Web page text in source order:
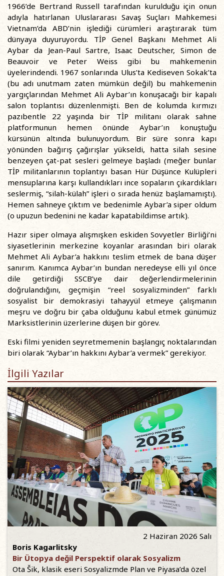
1966’de Bertrand Russell tarafından kurulduğu için onun
adıyla hatırlanan Uluslararası Savaş Suçları Mahkemesi
Vietnam’da ABD’nin işlediği cürümleri araştırarak tüm
dünyaya duyuruyordu. TİP Genel Başkanı Mehmet Ali
Aybar da Jean-Paul Sartre, Isaac Deutscher, Simon de
Beauvoir ve Peter Weiss gibi bu mahkemenin
üyelerindendi. 1967 sonlarında Ulus’ta Kediseven Sokak’ta
(bu adı unutmam zaten mümkün değil) bu mahkemenin
yargıçlarından Mehmet Ali Aybar’ın konuşacağı bir kapalı
salon toplantısı düzenlenmişti. Ben de kolumda kırmızı
pazıbentle 22 yaşında bir TİP militanı olarak sahne
platformunun hemen önünde Aybar’ın konuştuğu
kürsünün altında bulunuyordum. Bir süre sonra kapı
yönünden bağırış çağırışlar yükseldi, hatta silah sesine
benzeyen çat-pat sesleri gelmeye başladı (meğer bunlar
TİP militanlarının toplantıyı basan Hür Düşünce Kulüpleri
mensuplarına karşı kullandıkları ince sopaların çıkardıkları
seslermiş, “silah-külah” işleri o sırada henüz başlamamıştı).
Hemen sahneye çıktım ve bedenimle Aybar’a siper oldum
(o upuzun bedenini ne kadar kapatabildimse artık).
Hazır siper olmaya alışmışken eskiden Sovyetler Birliği’ni
siyasetlerinin merkezine koyanlar arasından biri olarak
Mehmet Ali Aybar’a hakkını teslim etmek de bana düşer
sanırım. Kanımca Aybar’ın bundan neredeyse elli yıl önce
dile getirdiği SSCB’ye dair değerlendirmelerinin
doğrulandığını, geçmişin “reel sosyalizminden” farklı
sosyalist bir demokrasiyi tahayyül etmeye çalışmanın
meşru ve doğru bir çaba olduğunu kabul etmek günümüz
Marksistlerinin üzerlerine düşen bir görev.
Eski filmi yeniden seyretmemenin başlangıç noktalarından
biri olarak “Aybar’ın hakkını Aybar’a vermek” gerekiyor.
İlgili Yazılar
2 Haziran 2026 Salı
Boris Kagarlitsky
Bir Ütopya değil Perspektif olarak Sosyalizm
Ota Šik, klasik eseri Sosyalizmde Plan ve Piyasa’da özel